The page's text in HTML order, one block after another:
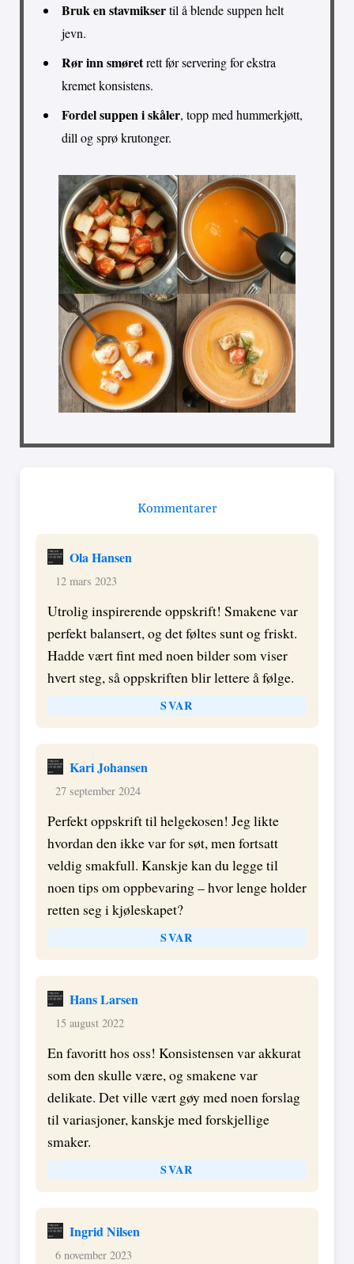
Bruk en stavmiksertil å blende suppen helt
jevn.
Rør inn smøretrett før servering for ekstra
kremet konsistens.
Fordel suppen i skåler, topp med hummerkjøtt,
dill og sprø krutonger.
Kommentarer
Ola Hansen
12 mars 2023
Utrolig inspirerende oppskrift! Smakene var
perfekt balansert, og det føltes sunt og friskt.
Hadde vært fint med noen bilder som viser
hvert steg, så oppskriften blir lettere å følge.
SVAR
Kari Johansen
27 september 2024
Perfekt oppskrift til helgekosen! Jeg likte
hvordan den ikke var for søt, men fortsatt
veldig smakfull. Kanskje kan du legge til
noen tips om oppbevaring – hvor lenge holder
retten seg i kjøleskapet?
SVAR
Hans Larsen
15 august 2022
En favoritt hos oss! Konsistensen var akkurat
som den skulle være, og smakene var
delikate. Det ville vært gøy med noen forslag
til variasjoner, kanskje med forskjellige
smaker.
SVAR
Ingrid Nilsen
6 november 2023